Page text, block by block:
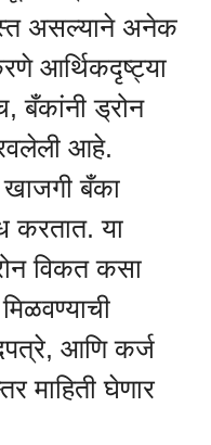
असल्याने अनेक
आर्थिकदृष्ट्या
बँकांनी ड्रोन
आहे.
खाजगी बँका
करतात. या
विकत कसा
आणि कर्ज
माहिती घेणार